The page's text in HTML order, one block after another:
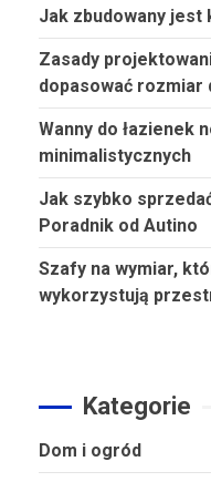
Jak zbudowany jest
Zasady
dopasować rozmiar
Wanny do łazienek
minimalistycznych
Jak szybko
Poradnik od Autino
Szafy na wymiar,
wykorzystują
Kategorie
Dom i ogród